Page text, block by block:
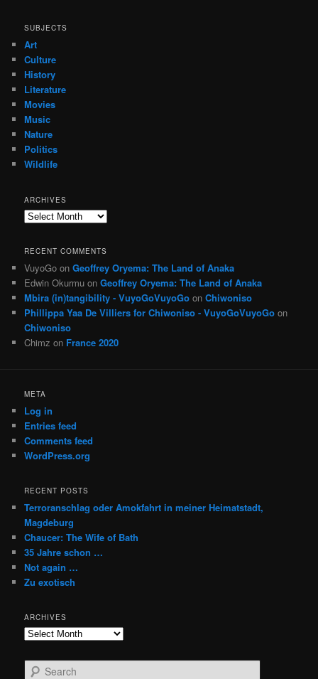
SUBJECTS
Art
Culture
History
Literature
Movies
Music
Nature
Politics
Wildlife
ARCHIVES
Archives
RECENT COMMENTS
VuyoGo onGeoffrey Oryema: The Land of Anaka
Edwin Okurmu onGeoffrey Oryema: The Land of Anaka
Mbira (in)tangibility - VuyoGoVuyoGo onChiwoniso
Phillippa Yaa De Villiers for Chiwoniso - VuyoGoVuyoGo on
Chiwoniso
Chimz on France 2020
META
Log in
Entries feed
Comments feed
WordPress.org
RECENT POSTS
Terroranschlag oder Amokfahrt in meiner Heimatstadt,
Magdeburg
Chaucer: The Wife of Bath
35 Jahre schon …
Not again …
Zu exotisch
ARCHIVES
Archives